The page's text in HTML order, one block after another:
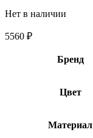
Нет в наличии
5560 ₽
Бренд
Цвет
Материал